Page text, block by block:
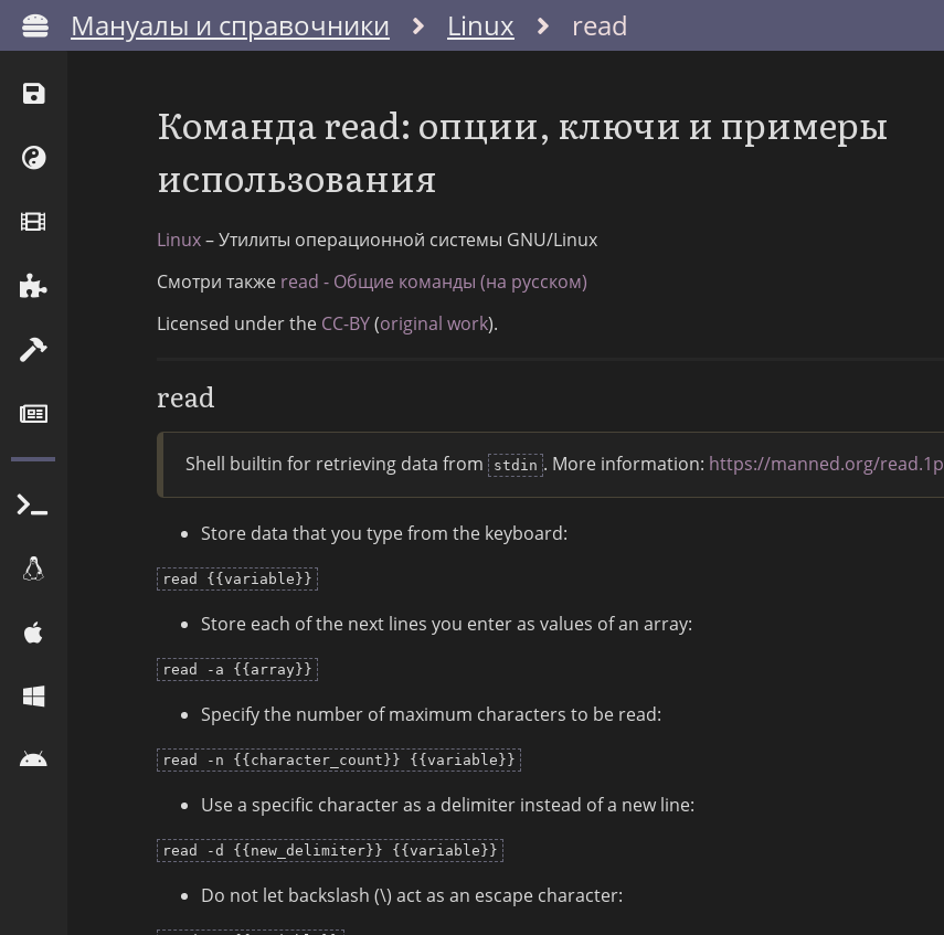
Мануалы и справочники Linux read
Команда read: опции, ключи и примеры
использования
Linux– Утилиты операционной системы GNU/Linux
Смотри также read - Общие команды (на русском)
Licensed under the CC-BY(original work).
read
Shell builtin for retrieving data from stdin . More information: https://manned.org/read.1p
Store data that you type from the keyboard:
read {{variable}}
Store each of the next lines you enter as values of an array:
read -a {{array}}
Specify the number of maximum characters to be read:
read -n {{character_count}} {{variable}}
Use a specific character as a delimiter instead of a new line:
read -d {{new_delimiter}} {{variable}}
Do not let backslash (\) act as an escape character: